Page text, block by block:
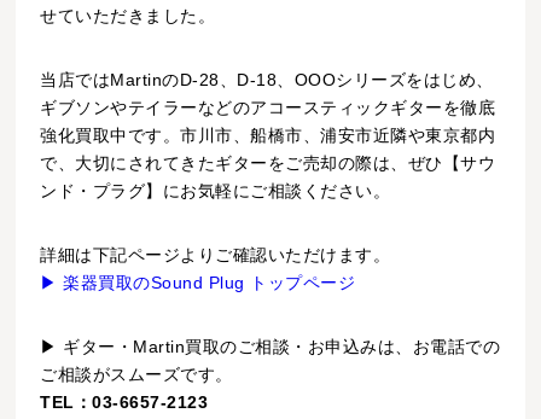
せていただきました。
当店ではMartinのD-28、D-18、OOOシリーズをはじめ、
ギブソンやテイラーなどのアコースティックギターを徹底
強化買取中です。市川市、船橋市、浦安市近隣や東京都内
で、大切にされてきたギターをご売却の際は、ぜひ【サウ
ンド・プラグ】にお気軽にご相談ください。
詳細は下記ページよりご確認いただけます。
▶ 楽器買取のSound Plug トップページ
▶ ギター・Martin買取のご相談・お申込みは、お電話での
ご相談がスムーズです。
TEL：03-6657-2123